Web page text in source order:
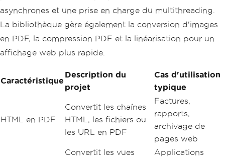
asynchrones et une prise en charge du multithreading.
La bibliothèque gère également la conversion d'images
en PDF, la compression PDF et la linéarisation pour un
affichage web plus rapide.
Caractéristique
Description du
projet
Cas d'utilisation
typique
HTML en PDF
Convertit les chaînes
HTML, les fichiers ou
les URL en PDF
Factures,
rapports,
archivage de
pages web
Convertit les vues
Applications